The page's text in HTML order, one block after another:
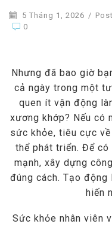
5 Tháng 1, 2026 /
0
Nhưng đã bao giờ
cả ngày trong một
quen ít vận động
xương khớp? Nếu có
sức khỏe, tiêu cực
thể phát triển. Để
mạnh, xây dựng
đúng cách. Tạo
hiến
Sức khỏe nhân viên